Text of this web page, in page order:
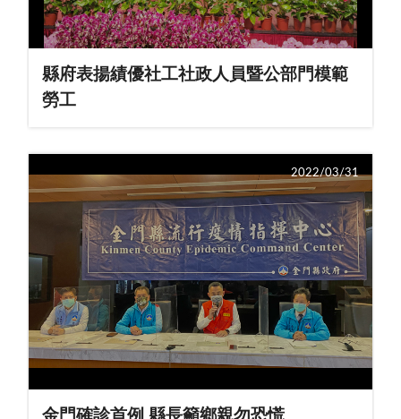
縣府表揚績優社工社政人員暨公部門模範
勞工
2022/03/31